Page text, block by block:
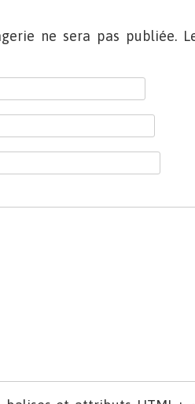
ne sera pas publiée.